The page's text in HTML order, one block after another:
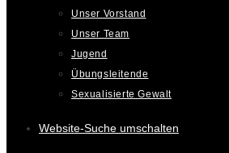
Unser Vorstand
Unser Team
Jugend
Übungsleitende
Sexualisierte Gewalt
Website-Suche umschalten